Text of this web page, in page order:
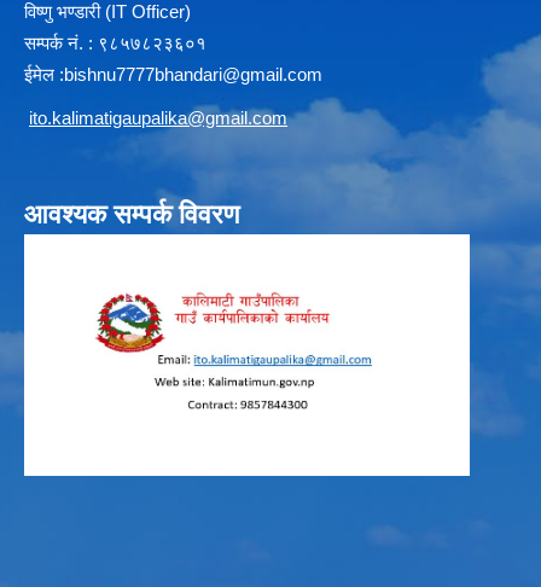
विष्णु भण्डारी (IT Officer)
सम्पर्क न‌ं. : ९८५७८२३६०१
ईमेल :bishnu7777bhandari@gmail.com
ito.kalimatigaupalika@gmail.com
आवश्यक सम्पर्क विवरण